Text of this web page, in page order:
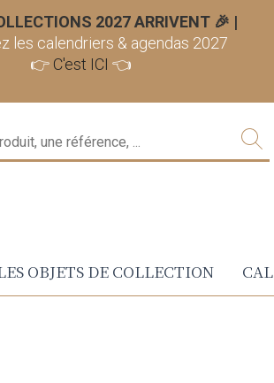
2027 ARRIVENT 🎉 |
les calendriers & agendas 2027
👉 C'est ICI 👈
OBJETS DE COLLECTION